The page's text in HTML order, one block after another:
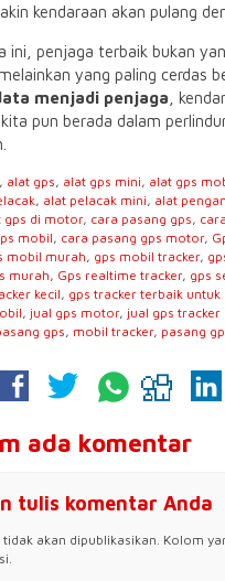
kendaraan akan pulang
ini, penjaga terbaik bukan
yang paling cerdas
menjadi penjaga ,
pun berada dalam
, alat gps, alat gps mini, alat gps
, alat pelacak mini, alat
gps di motor, cara pasang gps,
mobil, cara pasang gps motor,
mobil murah, gps mobil tracker,
murah, Gps realtime tracker, gps
kecil, gps tracker terbaik
, jual gps motor, jual gps
gps, mobil tracker, pasang
ada komentar
tulis komentar Anda
tidak akan dipublikasikan. Kolom